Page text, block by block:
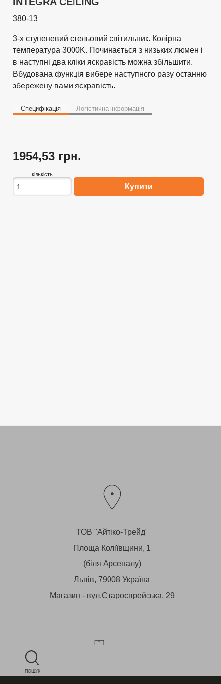
ПОШУК
380-13
3-х ступеневий стельовий світильник. Колірна
температура 3000K. Починається з низьких люмен і
в наступні два кліки яскравість можна збільшити.
Вбудована функція вибере наступного разу останню
збережену вами яскравість.
Специфікація Логістична інформація
1954,53 грн.
кількість
ТОВ "Айтіко-Трейд"
Площа Коліївщини, 1
(біля Арсеналу)
Львів, 79008 Україна
Магазин - вул.Староєврейська, 29